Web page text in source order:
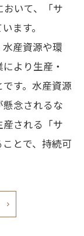
いて、「サ
ます。
水産資源や環
より生産・
す。水産資源
念されるな
される「サ
とで、持続可